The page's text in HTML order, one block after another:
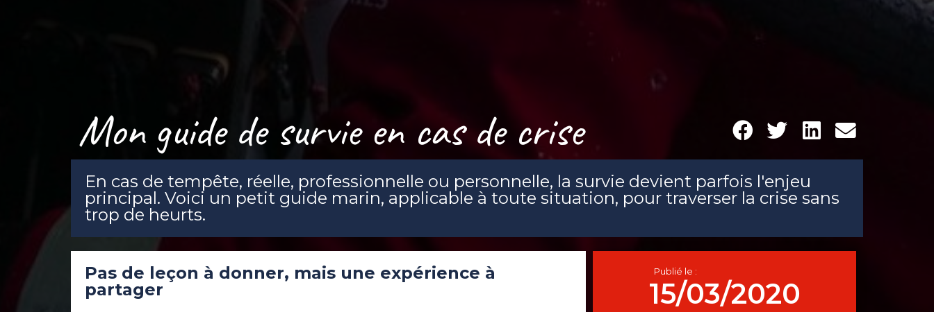
Mon guide de survie en cas de crise
En cas de tempête, réelle, professionnelle ou personnelle, la survie devient parfois l'enjeu
principal. Voici un petit guide marin, applicable à toute situation, pour traverser la crise sans
trop de heurts.
Pas de leçon à donner, mais une expérience à
partager
Publié le :
15/03/2020